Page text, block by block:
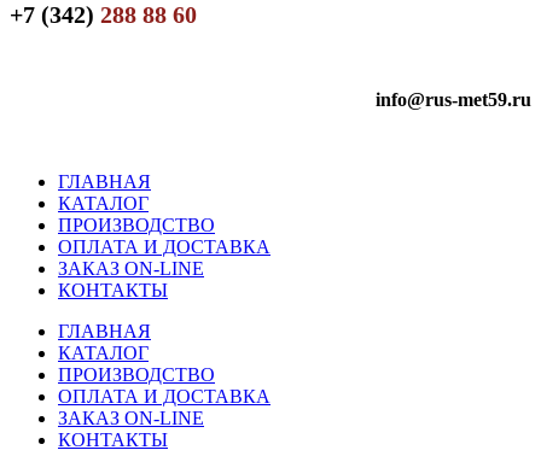
+7 (342) 288 88 60
info@rus-met59.ru
ГЛАВНАЯ
КАТАЛОГ
ПРОИЗВОДСТВО
ОПЛАТА И ДОСТАВКА
ЗАКАЗ ON-LINE
КОНТАКТЫ
ГЛАВНАЯ
КАТАЛОГ
ПРОИЗВОДСТВО
ОПЛАТА И ДОСТАВКА
ЗАКАЗ ON-LINE
КОНТАКТЫ